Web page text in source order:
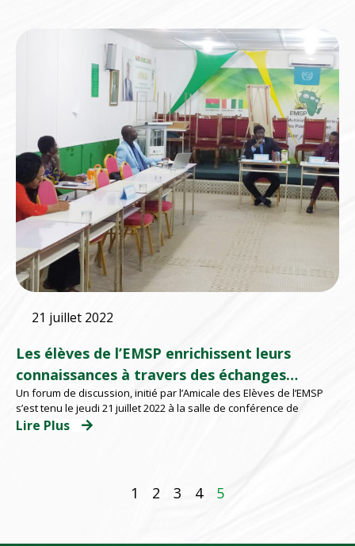
21 juillet 2022
Les élèves de l’EMSP enrichissent leurs
connaissances à travers des échanges
thématiques
Un forum de discussion, initié par l’Amicale des Elèves de l’EMSP
s’est tenu le jeudi 21 juillet 2022 à la salle de conférence de
Lire Plus
1 2 3 4 5